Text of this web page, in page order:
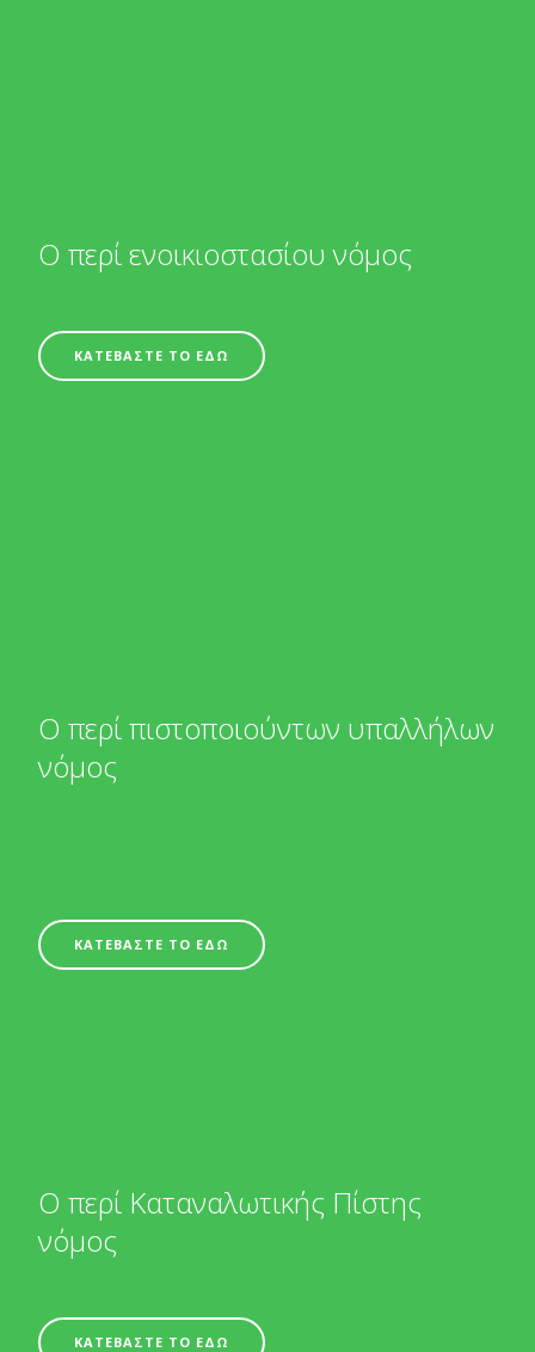
Ο περί ενοικιοστασίου νόμος
ΚΑΤΕΒΑΣΤΕ ΤΟ ΕΔΩ
Ο περί πιστοποιούντων υπαλλήλων
νόμος
ΚΑΤΕΒΑΣΤΕ ΤΟ ΕΔΩ
Ο περί Καταναλωτικής Πίστης
νόμος
ΚΑΤΕΒΑΣΤΕ ΤΟ ΕΔΩ